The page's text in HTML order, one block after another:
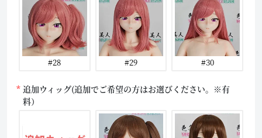
#28 #29 #30
追加ウィッグ(追加でご希望の方はお選びください。※有
料）